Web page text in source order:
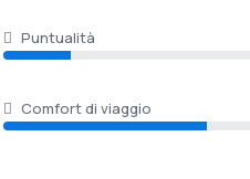
Puntualità
Comfort di viaggio